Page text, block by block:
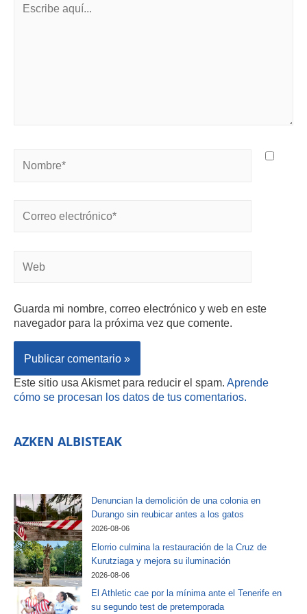
Guarda mi nombre, correo electrónico y web en este
navegador para la próxima vez que comente.
Este sitio usa Akismet para reducir el spam. Aprende
cómo se procesan los datos de tus comentarios.
AZKEN ALBISTEAK
Denuncian la demolición de una colonia en
Durango sin reubicar antes a los gatos
2026-08-06
Elorrio culmina la restauración de la Cruz de
Kurutziaga y mejora su iluminación
2026-08-06
El Athletic cae por la mínima ante el Tenerife en
su segundo test de pretemporada